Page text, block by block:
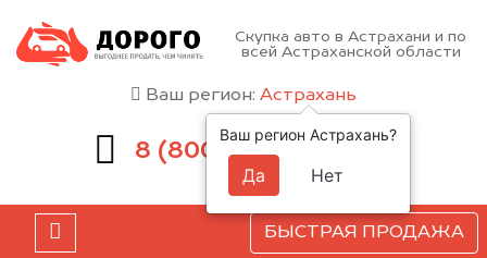
Скупка авто в Астрахани и по
всей Астраханской области
Ваш регион: Астрахань
8 (800)551-81-15
БЫСТРАЯ ПРОДАЖА
Ваш регион Астрахань?
Да Нет